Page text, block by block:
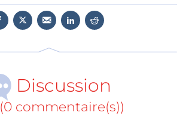
Discussion
(0 commentaire(s))